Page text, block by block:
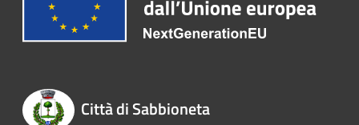
Città di Sabbioneta